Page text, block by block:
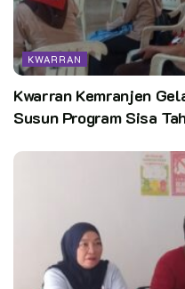
KWARRAN
Kwarran Kemranjen
Susun Program Sisa